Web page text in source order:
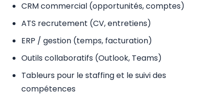
CRM commercial (opportunités, comptes)
ATS recrutement (CV, entretiens)
ERP / gestion (temps, facturation)
Outils collaboratifs (Outlook, Teams)
Tableurs pour le staffing et le suivi des
compétences